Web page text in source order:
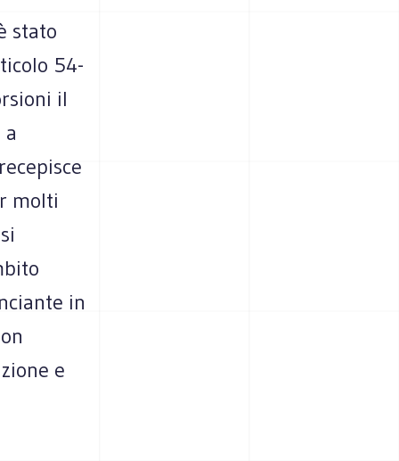
stato
54-
il
molti
in
e